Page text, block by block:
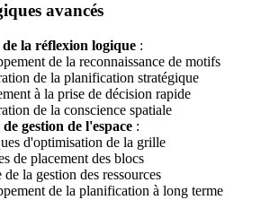
avancés
la réflexion logique :
de la reconnaissance de motifs
de la planification stratégique
à la prise de décision rapide
de la conscience spatiale
gestion de l'espace :
d'optimisation de la grille
de placement des blocs
de la gestion des ressources
de la planification à long terme